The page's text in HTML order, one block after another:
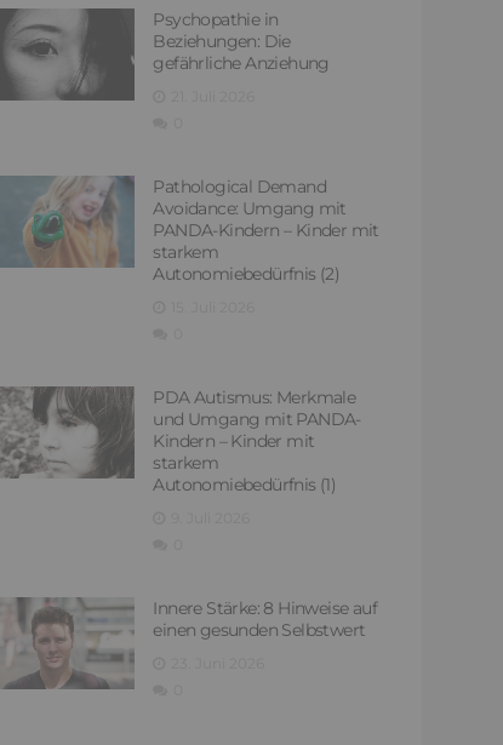
Psychopathie in
Beziehungen: Die
gefährliche Anziehung
Pathological Demand
Avoidance: Umgang mit
PANDA-Kindern – Kinder mit
starkem
Autonomiebedürfnis (2)
PDA Autismus: Merkmale
und Umgang mit PANDA-
Kindern – Kinder mit
starkem
Autonomiebedürfnis (1)
Innere Stärke: 8 Hinweise auf
einen gesunden Selbstwert